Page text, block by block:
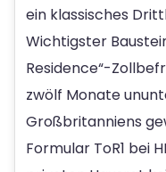
ein klassisches
Wichtigster
Residence“-
zwölf Monate
Großbritanniens
Formular ToR1 bei